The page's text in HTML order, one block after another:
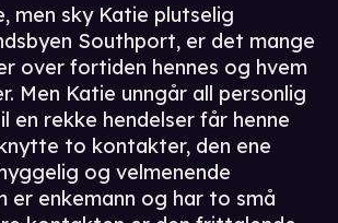
men sky Katie plutselig
Southport, er det mange
over fortiden hennes og hvem
Men Katie unngår all personlig
en rekke hendelser får henne
to kontakter, den ene
og velmenende
er enkemann og har to små